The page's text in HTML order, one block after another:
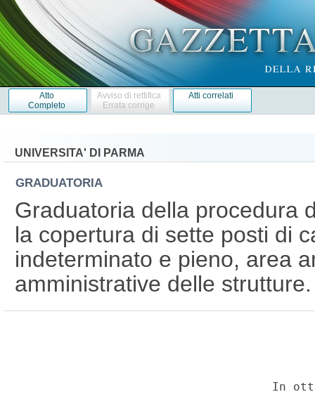
Atto
Completo
Avviso di rettifica
Errata corrige
Atti correlati
UNIVERSITA' DI PARMA
GRADUATORIA
Graduatoria della procedura
la copertura di sette posti di
indeterminato e pieno, area
amministrative delle